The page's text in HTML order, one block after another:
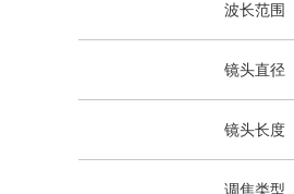
波长范围
镜头直径
镜头长度
调焦类型